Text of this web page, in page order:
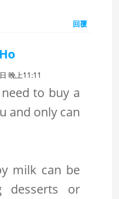
回覆
晚上11:11
to buy a
and only can
milk can be
desserts or